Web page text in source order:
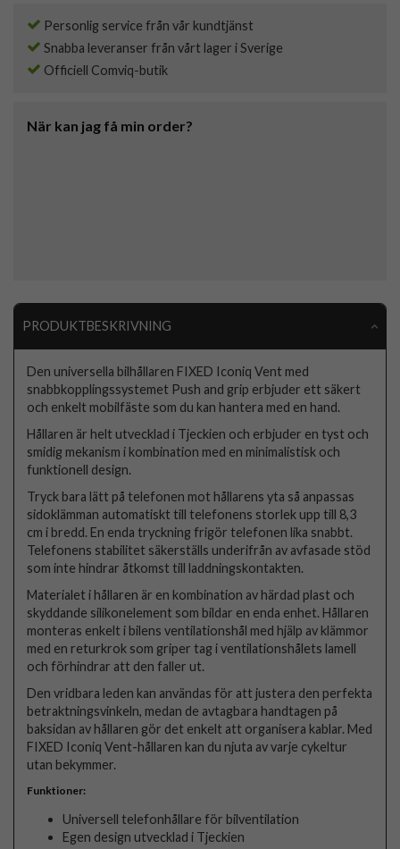
Personlig service från vår kundtjänst
Snabba leveranser från vårt lager i Sverige
Officiell Comviq-butik
När kan jag få min order?
PRODUKTBESKRIVNING
Den universella bilhållaren FIXED Iconiq Vent med
snabbkopplingssystemet Push and grip erbjuder ett säkert
och enkelt mobilfäste som du kan hantera med en hand.
Hållaren är helt utvecklad i Tjeckien och erbjuder en tyst och
smidig mekanism i kombination med en minimalistisk och
funktionell design.
Tryck bara lätt på telefonen mot hållarens yta så anpassas
sidoklämman automatiskt till telefonens storlek upp till 8,3
cm i bredd. En enda tryckning frigör telefonen lika snabbt.
Telefonens stabilitet säkerställs underifrån av avfasade stöd
som inte hindrar åtkomst till laddningskontakten.
Materialet i hållaren är en kombination av härdad plast och
skyddande silikonelement som bildar en enda enhet. Hållaren
monteras enkelt i bilens ventilationshål med hjälp av klämmor
med en returkrok som griper tag i ventilationshålets lamell
och förhindrar att den faller ut.
Den vridbara leden kan användas för att justera den perfekta
betraktningsvinkeln, medan de avtagbara handtagen på
baksidan av hållaren gör det enkelt att organisera kablar. Med
FIXED Iconiq Vent-hållaren kan du njuta av varje cykeltur
utan bekymmer.
Funktioner:
Universell telefonhållare för bilventilation
Egen design utvecklad i Tjeckien